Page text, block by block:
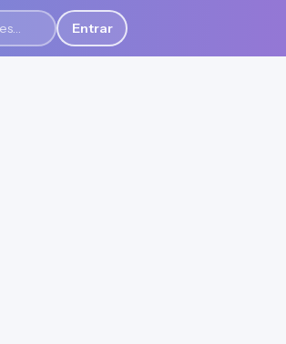
Entrar